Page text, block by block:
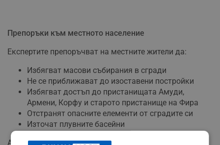
Препоръки към местното население
Експертите препоръчват на местните жители да:
Избягват масови събирания в сгради
Не се приближават до изоставени постройки
Избягват достъп до пристанищата Амуди,
Армени, Корфу и старото пристанище на Фира
Отстранят опасните елементи от сградите си
Източат плувните басейни
Агенция Ройтерс припомня, че Санторини е една от